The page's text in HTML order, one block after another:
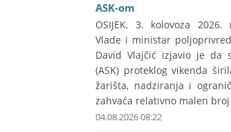
ASK-om
OSIJEK, 3. kolovoza
Vlade i ministar
David Vlajčić izjavio je da
(ASK) proteklog vikenda
žarišta, nadziranja i
zahvaća relativno malen
04.08.2026 08:22